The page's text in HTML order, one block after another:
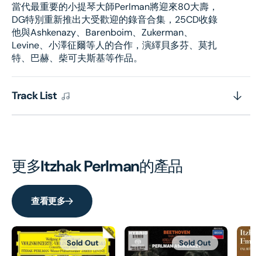
當代最重要的小提琴大師Perlman將迎來80大壽，
DG特別重新推出大受歡迎的錄音合集，25CD收錄
他與Ashkenazy、Barenboim、Zukerman、
Levine、小澤征爾等人的合作，演繹貝多芬、莫扎
特、巴赫、柴可夫斯基等作品。
Track List
更多Itzhak Perlman的產品
查看更多
Sold Out Sold Out